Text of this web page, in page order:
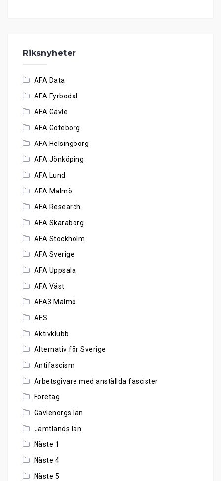
Riksnyheter
AFA Data
AFA Fyrbodal
AFA Gävle
AFA Göteborg
AFA Helsingborg
AFA Jönköping
AFA Lund
AFA Malmö
AFA Research
AFA Skaraborg
AFA Stockholm
AFA Sverige
AFA Uppsala
AFA Väst
AFA3 Malmö
AFS
Aktivklubb
Alternativ för Sverige
Antifascism
Arbetsgivare med anställda fascister
Företag
Gävlenorgs län
Jämtlands län
Näste 1
Näste 4
Näste 5